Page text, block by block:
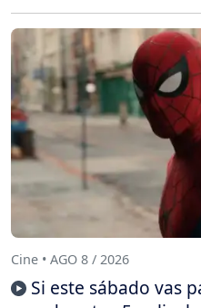
Cine • AGO 8 / 2026
Si este sábado vas